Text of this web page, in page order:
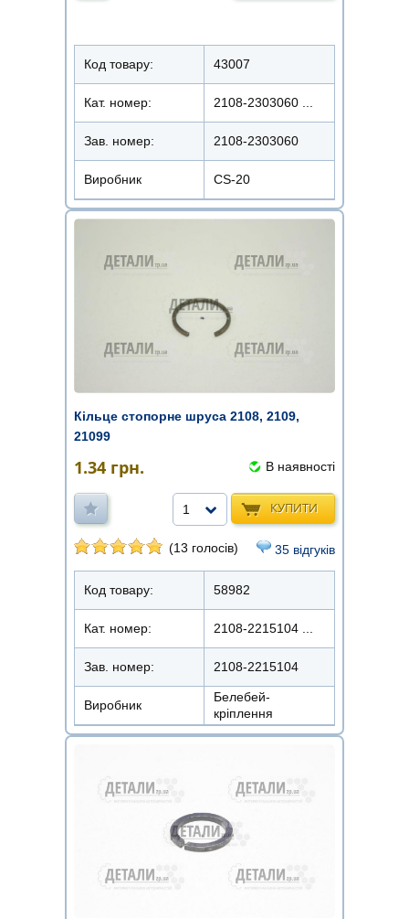
Код товару: 43007
Кат. номер: 2108-2303060 ...
Зав. номер: 2108-2303060
Виробник CS-20
Кільце стопорне шруса 2108, 2109,
21099
1.34 грн. В наявності
КУПИТИ
1
(13 голосів) 35 відгуків
Код товару: 58982
Кат. номер: 2108-2215104 ...
Зав. номер: 2108-2215104
Виробник
Белебей-
кріплення